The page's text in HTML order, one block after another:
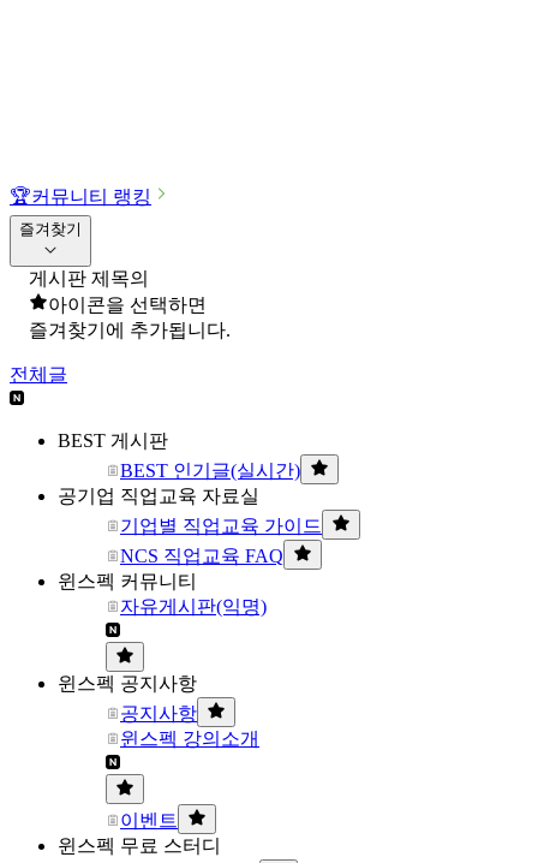
🏆커뮤니티 랭킹
즐겨찾기
게시판 제목의
아이콘을 선택하면
즐겨찾기에 추가됩니다.
전체글
BEST 게시판
BEST 인기글(실시간)
공기업 직업교육 자료실
기업별 직업교육 가이드
NCS 직업교육 FAQ
윈스펙 커뮤니티
자유게시판(익명)
윈스펙 공지사항
공지사항
윈스펙 강의소개
이벤트
윈스펙 무료 스터디